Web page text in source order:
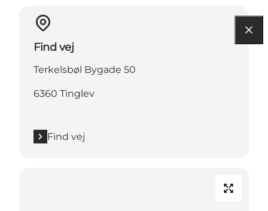
Find vej
Terkelsbøl Bygade 50
6360 Tinglev
Find vej